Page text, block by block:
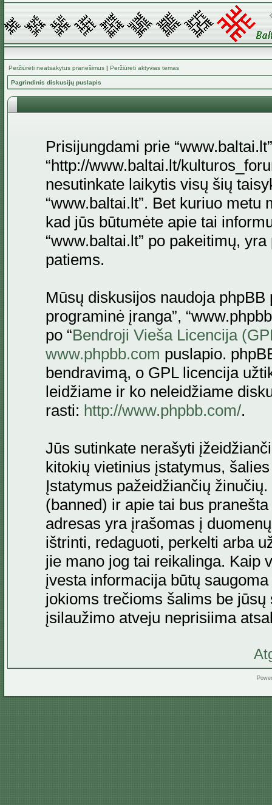
Peržiūrėti neatsakytus pranešimus | Peržiūrėti aktyvias temas
Pagrindinis diskusijų puslapis
Prisijungdami prie
“http://www.baltai.lt/
nesutinkate laikytis visų šių
“www.baltai.lt”. Bet kuriuo
kad jūs būtumėte apie tai
“www.baltai.lt” po pakeitimų,
patiems.
Mūsų diskusijos naudoja phpBB
programinė įranga”,
po “Bendroji Vieša Licencija
www.phpbb.com puslapio.
bendravimą, o GPL licencija
leidžiame ir ko neleidžiame
rasti: http://www.phpbb.com/.
Jūs sutinkate nerašyti
kitokių vietinius įstatymus,
Įstatymus pažeidžiančių
(banned) ir apie tai bus
adresas yra įrašomas į
ištrinti, redaguoti, perkelti arba
jie mano jog tai reikalinga. Kaip
įvesta informacija būtų
jokioms trečioms šalims be jūsų
įsilaužimo atveju neprisiima